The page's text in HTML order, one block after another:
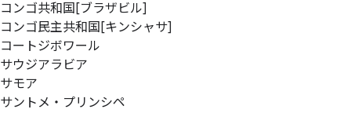
コンゴ共和国[ブラザビル]
コンゴ民主共和国[キンシャサ]
コートジボワール
サウジアラビア
サモア
サントメ・プリンシペ